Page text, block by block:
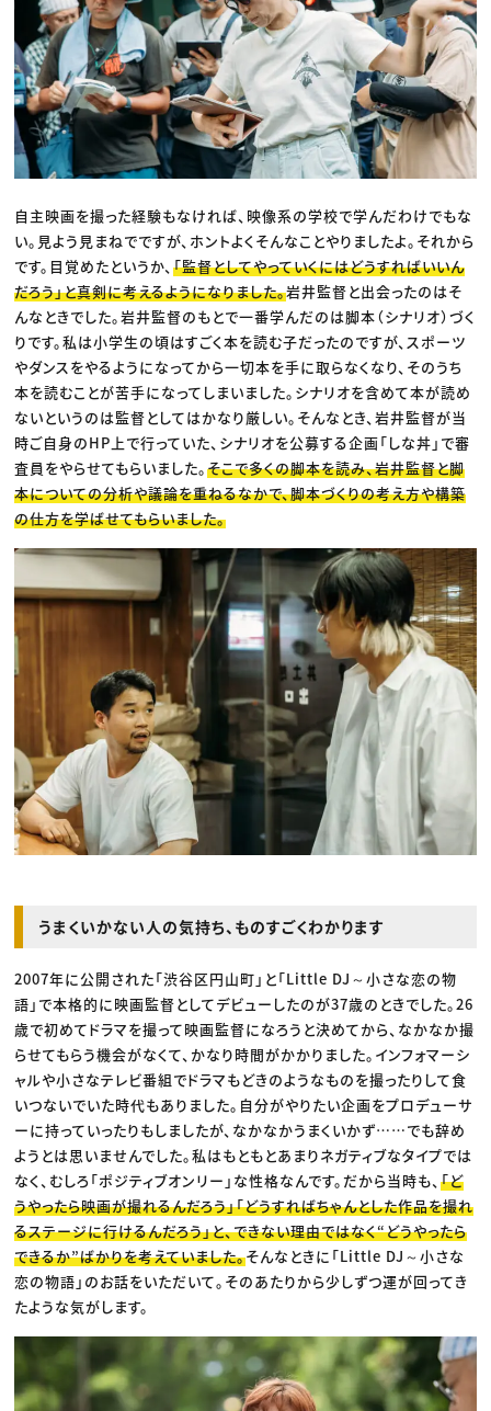
自主映画を撮った経験もなければ、映像系の学校で学んだわけでもな
い。見よう見まねでですが、ホントよくそんなことやりましたよ。それから
です。目覚めたというか、「監督としてやっていくにはどうすればいいん
だろう」と真剣に考えるようになりました。岩井監督と出会ったのはそ
んなときでした。岩井監督のもとで一番学んだのは脚本（シナリオ）づく
りです。私は小学生の頃はすごく本を読む子だったのですが、スポーツ
やダンスをやるようになってから一切本を手に取らなくなり、そのうち
本を読むことが苦手になってしまいました。シナリオを含めて本が読め
ないというのは監督としてはかなり厳しい。そんなとき、岩井監督が当
時ご自身のHP上で行っていた、シナリオを公募する企画「しな丼」で審
査員をやらせてもらいました。そこで多くの脚本を読み、岩井監督と脚
本についての分析や議論を重ねるなかで、脚本づくりの考え方や構築
の仕方を学ばせてもらいました。
うまくいかない人の気持ち、ものすごくわかります
2007年に公開された「渋谷区円山町」と「Little DJ～小さな恋の物
語」で本格的に映画監督としてデビューしたのが37歳のときでした。26
歳で初めてドラマを撮って映画監督になろうと決めてから、なかなか撮
らせてもらう機会がなくて、かなり時間がかかりました。インフォマーシ
ャルや小さなテレビ番組でドラマもどきのようなものを撮ったりして食
いつないでいた時代もありました。自分がやりたい企画をプロデューサ
ーに持っていったりもしましたが、なかなかうまくいかず……でも辞め
ようとは思いませんでした。私はもともとあまりネガティブなタイプでは
なく、むしろ「ポジティブオンリー」な性格なんです。だから当時も、「ど
うやったら映画が撮れるんだろう」「どうすればちゃんとした作品を撮れ
るステージに行けるんだろう」と、できない理由ではなく“どうやったら
できるか”ばかりを考えていました。そんなときに「Little DJ～小さな
恋の物語」のお話をいただいて。そのあたりから少しずつ運が回ってき
たような気がします。